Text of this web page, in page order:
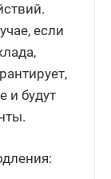
если
и будут